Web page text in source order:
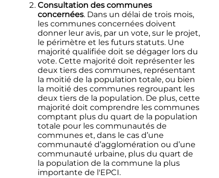
Consultation des communes
concernées. Dans un délai de trois mois,
les communes concernées doivent
donner leur avis, par un vote, sur le projet,
le périmètre et les futurs statuts. Une
majorité qualifiée doit se dégager lors du
vote. Cette majorité doit représenter les
deux tiers des communes, représentant
la moitié de la population totale, ou bien
la moitié des communes regroupant les
deux tiers de la population. De plus, cette
majorité doit comprendre les communes
comptant plus du quart de la population
totale pour les communautés de
communes et, dans le cas d’une
communauté d’agglomération ou d’une
communauté urbaine, plus du quart de
la population de la commune la plus
importante de l'EPCI.